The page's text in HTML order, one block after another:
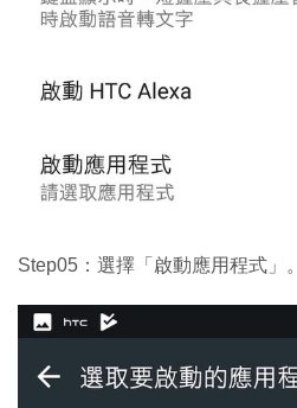
Step05：選擇「啟動應用程式」。